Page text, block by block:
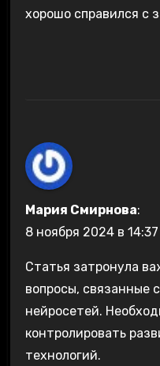
хорошо справился с
Мария Смирнова:
8 ноября 2024 в 14:37
Статья затронула
вопросы, связанные
нейросетей.
контролировать
технологий.